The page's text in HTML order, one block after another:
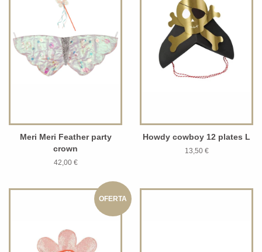
Meri Meri Feather party
crown
42,00 €
Howdy cowboy 12 plates L
13,50 €
OFERTA